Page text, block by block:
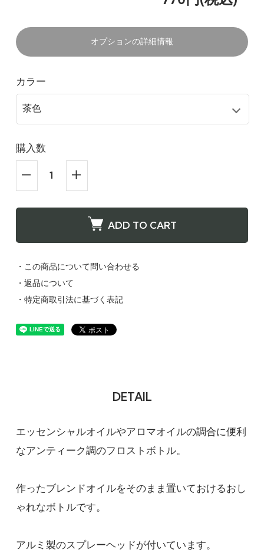
オプションの詳細情報
カラー
購入数
ADD TO CART
・この商品について問い合わせる
・返品について
・特定商取引法に基づく表記
DETAIL
エッセンシャルオイルやアロマオイルの調合に便利
なアンティーク調のフロストボトル。
作ったブレンドオイルをそのまま置いておけるおし
ゃれなボトルです。
アルミ製のスプレーヘッドが付いています。